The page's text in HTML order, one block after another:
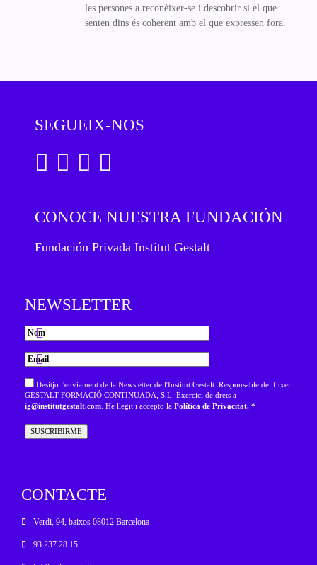
les persones a reconèixer-se i descobrir si el que
senten dins és coherent amb el que expressen fora.
SEGUEIX-NOS
CONOCE NUESTRA FUNDACIÓN
Fundación Privada Institut Gestalt
NEWSLETTER
Desitjo l'enviament de la Newsletter de l'Institut Gestalt. Responsable del fitxer
GESTALT FORMACIÓ CONTINUADA, S.L. Exercici de drets a
ig@institutgestalt.com . He llegit i accepto la Política de Privacitat. *
CONTACTE
Verdi, 94, baixos 08012 Barcelona
93 237 28 15